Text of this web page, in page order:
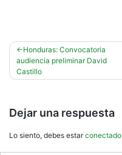
Navegación
de
Honduras: Convocatoria
audiencia preliminar David
Castillo
Dejar una respuesta
Lo siento, debes estarconectado